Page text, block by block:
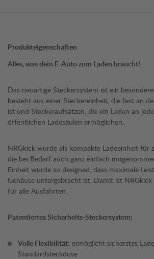
Produkteigenschaften
Alles, was dein E-Auto zum Laden braucht!
Das neuartige Steckersystem ist ein
besteht aus einer Steckereinheit, die fest an
ist und Steckeraufsätzen, die ein Laden an
öffentlichen Ladesäulen ermöglichen.
NRGkick wurde als kompakte Ladeeinheit für
die bei Bedarf auch ganz einfach
Einheit wurde so designed, dass maximale
Gehäuse untergebracht ist. Damit ist
für alle Ausfahrten.
Patentiertes Sicherheits-Steckersystem:
Volle Flexibilität: ermöglicht sicherstes
Standardsteckdose